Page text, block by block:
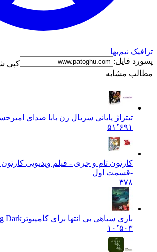
ترافیک نیم‌بها
پسورد فایل:
کپی
مطالب مشابه
تیتراژ پایانی سریال زن بابا صدای
۵۱٬۶۹۱
کارتون تام و جری - فیلم ویدیویی
-قسمت اول
۳۷۸
بازی سیاهی بی انتها برای کامپیوتر Dark
۱۰٬۵۰۳